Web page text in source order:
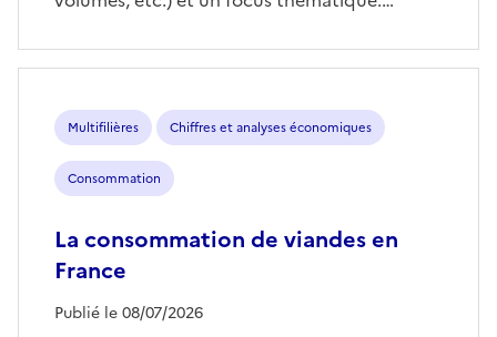
Multifilières Chiffres et analyses économiques
Consommation
La consommation de viandes en
France
Publié le 08/07/2026